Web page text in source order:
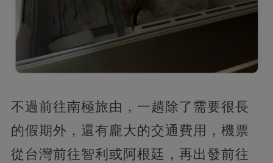
不過前往南極旅由，一趟除了需要很長
的假期外，還有龐大的交通費用，機票
從台灣前往智利或阿根廷，再出發前往